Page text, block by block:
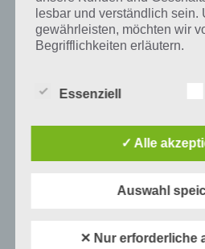
lesbar und verständlich sein.
gewährleisten, möchten wir
Begrifflichkeiten erläutern.
unter anderem die folgenden
a) personenbezogene
Personenbezogene
Folgenden „betroffene
Essenziell
✓ Alle
Auswahl
✕ Nur erforderliche